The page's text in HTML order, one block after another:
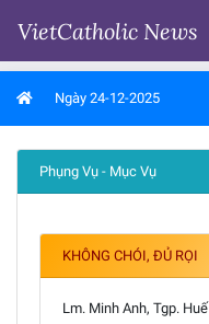
VietCatholic News
Ngày 24-12-2025
Phụng Vụ - Mục Vụ
KHÔNG CHÓI, ĐỦ RỌI
Lm. Minh Anh, Tgp. Huế